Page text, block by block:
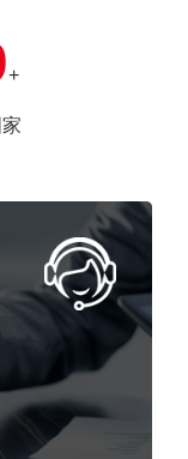
+
相关系